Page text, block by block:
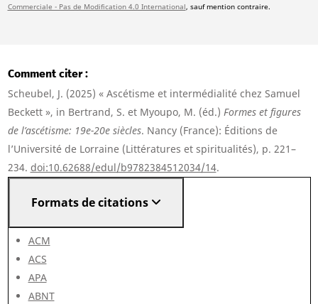
Commerciale - Pas de Modification 4.0 International, sauf mention contraire.
Comment citer
Scheubel, J. (2025) « Ascétisme et intermédialité chez Samuel
Beckett », in Bertrand, S. et Myoupo, M. (éd.) Formes et figures
de l’ascétisme: 19e-20e siècles. Nancy (France): Éditions de
l’Université de Lorraine (Littératures et spiritualités), p. 221–
234. doi:10.62688/edul/b9782384512034/14.
Formats de citations
ACM
ACS
APA
ABNT